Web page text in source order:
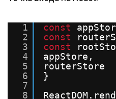
1
2
3
4
5
6
7
8
const
const
const
appStore,
routerStore
}